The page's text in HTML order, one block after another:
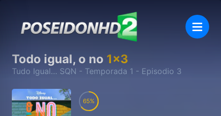
Todo igual, o no 1x3
Tudo Igual… SQN - Temporada 1 - Episodio 3
65